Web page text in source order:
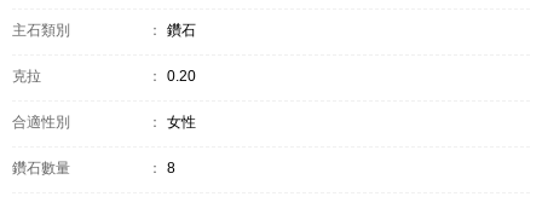
主石類別 ： 鑽石
克拉 ： 0.20
合適性別 ： 女性
鑽石數量 ： 8